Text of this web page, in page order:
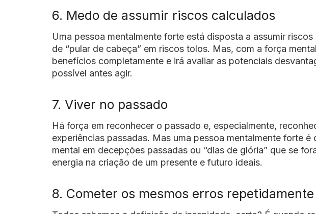
6. Medo de assumir riscos calculados
Uma pessoa mentalmente forte está disposta a assumir
de “pular de cabeça” em riscos tolos. Mas, com a força
benefícios completamente e irá avaliar as potenciais
possível antes agir.
7. Viver no passado
Há força em reconhecer o passado e, especialmente,
experiências passadas. Mas uma pessoa mentalmente forte
mental em decepções passadas ou “dias de glória” que se
energia na criação de um presente e futuro ideais.
8. Cometer os mesmos erros repetidamente